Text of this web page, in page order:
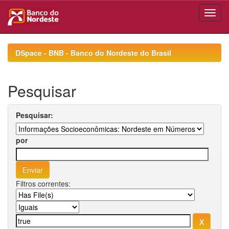
navigationDSpace - BNB - Banco do Nordeste do Brasil
Pesquisar
Pesquisar:
por
Filtros correntes: